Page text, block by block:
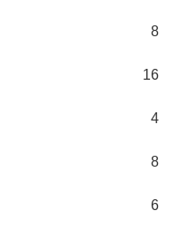
8
16
4
8
6